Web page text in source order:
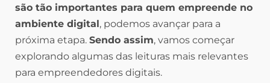
são tão importantes para quem empreende no
ambiente digital , podemos avançar para a
próxima etapa. Sendo assim, vamos começar
explorando algumas das leituras mais relevantes
para empreendedores digitais.